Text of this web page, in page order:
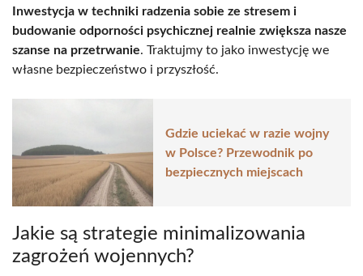
Inwestycja w techniki radzenia sobie ze stresem i
budowanie odporności psychicznej realnie zwiększa nasze
szanse na przetrwanie. Traktujmy to jako inwestycję we
własne bezpieczeństwo i przyszłość.
Gdzie uciekać w razie wojny
w Polsce? Przewodnik po
bezpiecznych miejscach
Jakie są strategie minimalizowania
zagrożeń wojennych?